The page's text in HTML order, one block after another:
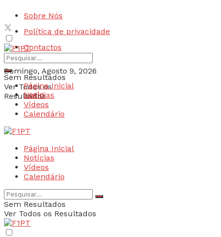
Sobre Nós
Política de privacidade
Contactos
Domingo, Agosto 9, 2026
Login
Sem Resultados
Ver Todos os
Resultados
Página Inicial
Notícias
Vídeos
Calendário
Página Inicial
Notícias
Vídeos
Calendário
Sem Resultados
Ver Todos os Resultados